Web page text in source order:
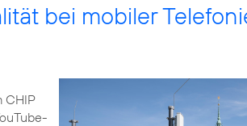
bei mobiler
CHIP